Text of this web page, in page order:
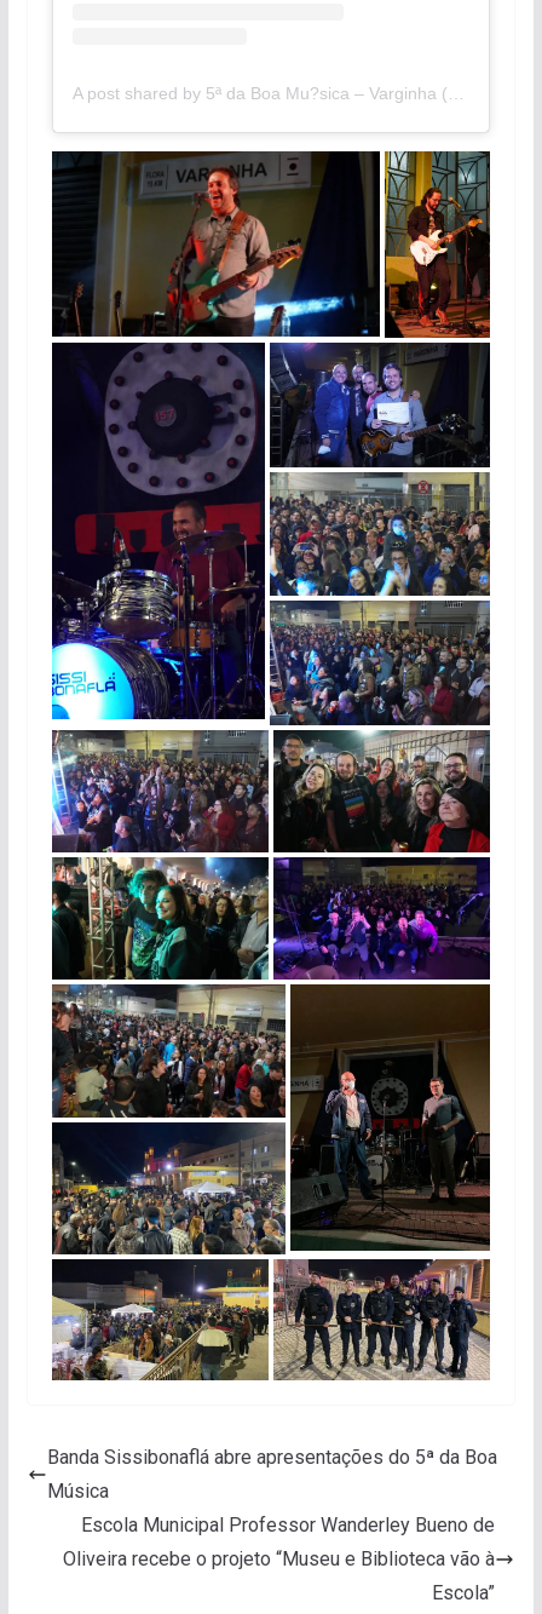
A post shared by 5ª da Boa Mu?sica – Varginha (@5adaboamusica)
Banda Sissibonaflá abre apresentações do 5ª da Boa
Música
Escola Municipal Professor Wanderley Bueno de
Oliveira recebe o projeto “Museu e Biblioteca vão à
Escola”